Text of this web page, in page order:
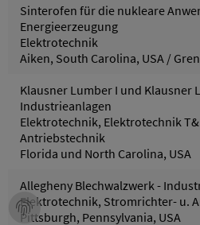
Sinterofen für die nukleare
Energieerzeugung
Elektrotechnik
Aiken, South Carolina, USA /
Klausner Lumber I und Klausner
Industrieanlagen
Elektrotechnik, Elektrotechnik
Antriebstechnik
Florida und North Carolina, USA
Allegheny Blechwalzwerk -
Elektrotechnik, Stromrichter- u.
Pittsburgh, Pennsylvania, USA